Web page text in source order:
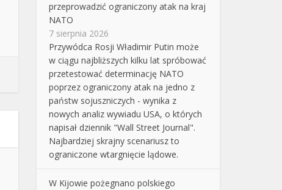
przeprowadzić ograniczony atak na kraj
NATO
7 sierpnia 2026
Przywódca Rosji Władimir Putin może
w ciągu najbliższych kilku lat spróbować
przetestować determinację NATO
poprzez ograniczony atak na jedno z
państw sojuszniczych - wynika z
nowych analiz wywiadu USA, o których
napisał dziennik "Wall Street Journal".
Najbardziej skrajny scenariusz to
ograniczone wtargnięcie lądowe.
W Kijowie pożegnano polskiego